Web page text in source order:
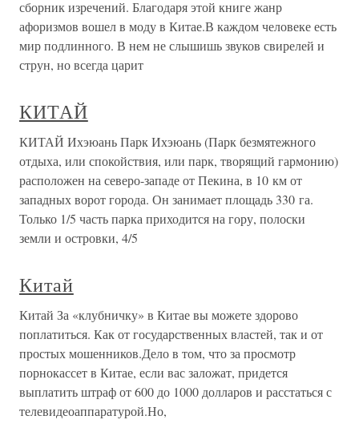
сборник изречений. Благодаря этой книге жанр
афоризмов вошел в моду в Китае.В каждом человеке есть
мир подлинного. В нем не слышишь звуков свирелей и
струн, но всегда царит
КИТАЙ
КИТАЙ Ихэюань Парк Ихэюань (Парк безмятежного
отдыха, или спокойствия, или парк, творящий гармонию)
расположен на северо-западе от Пекина, в 10 км от
западных ворот города. Он занимает площадь 330 га.
Только 1/5 часть парка приходится на гору, полоски
земли и островки, 4/5
Китай
Китай За «клубничку» в Китае вы можете здорово
поплатиться. Как от государственных властей, так и от
простых мошенников.Дело в том, что за просмотр
порнокассет в Китае, если вас заложат, придется
выплатить штраф от 600 до 1000 долларов и расстаться с
телевидеоаппаратурой.Но,